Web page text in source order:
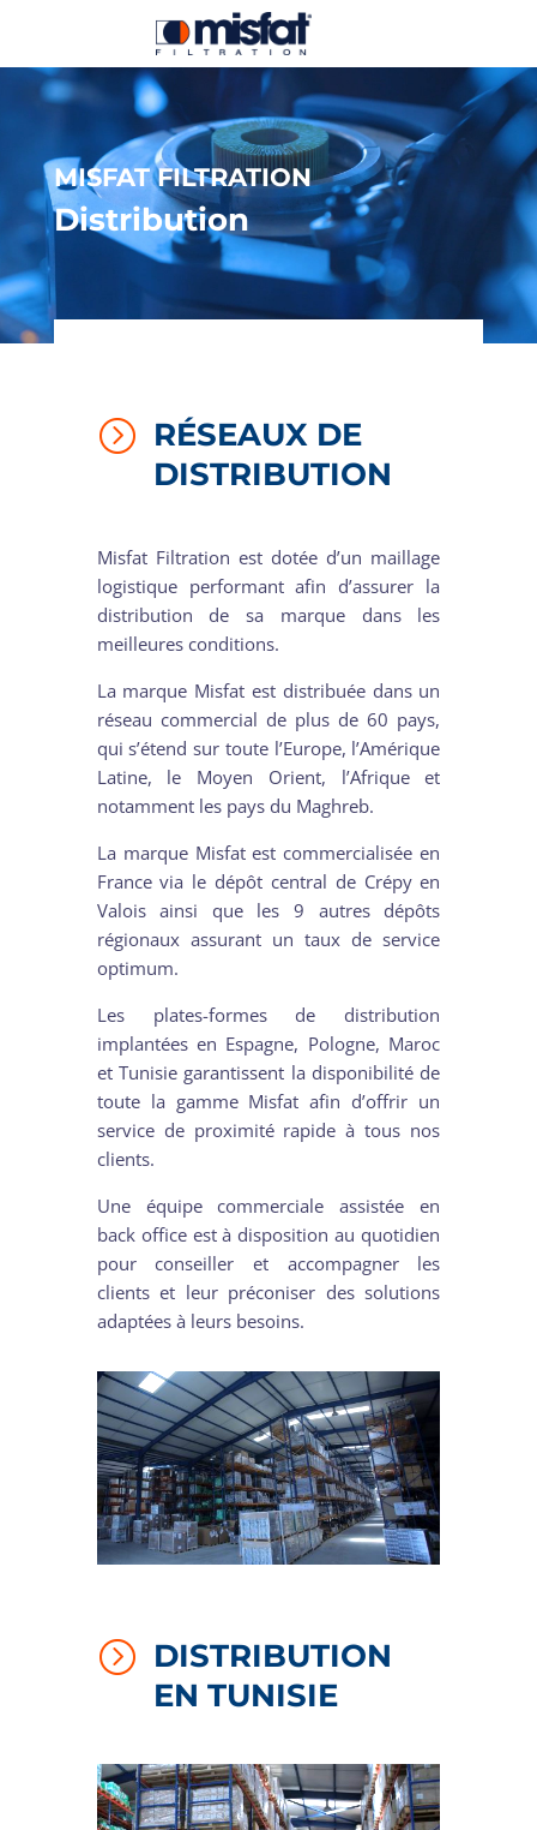
MISFAT FILTRATION
Distribution
= RÉSEAUX DE
DISTRIBUTION
Misfat Filtration est dotée d’un maillage
logistique performant afin d’assurer la
distribution de sa marque dans les
meilleures conditions.
La marque Misfat est distribuée dans un
réseau commercial de plus de 60 pays,
qui s’étend sur toute l’Europe, l’Amérique
Latine, le Moyen Orient, l’Afrique et
notamment les pays du Maghreb.
La marque Misfat est commercialisée en
France via le dépôt central de Crépy en
Valois ainsi que les 9 autres dépôts
régionaux assurant un taux de service
optimum.
Les plates-formes de distribution
implantées en Espagne, Pologne, Maroc
et Tunisie garantissent la disponibilité de
toute la gamme Misfat afin d’offrir un
service de proximité rapide à tous nos
clients.
Une équipe commerciale assistée en
back office est à disposition au quotidien
pour conseiller et accompagner les
clients et leur préconiser des solutions
adaptées à leurs besoins.
= DISTRIBUTION
EN TUNISIE